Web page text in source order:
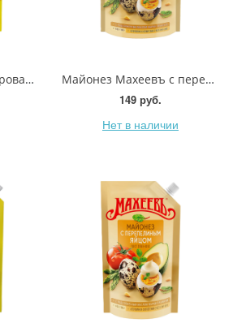
Майонез Махеевъ Провансаль с лимонным соком 50.5% 630г
Майонез Махеевъ с перепелиным яйцом 50.5% 630г
149 руб.
Нет в наличии